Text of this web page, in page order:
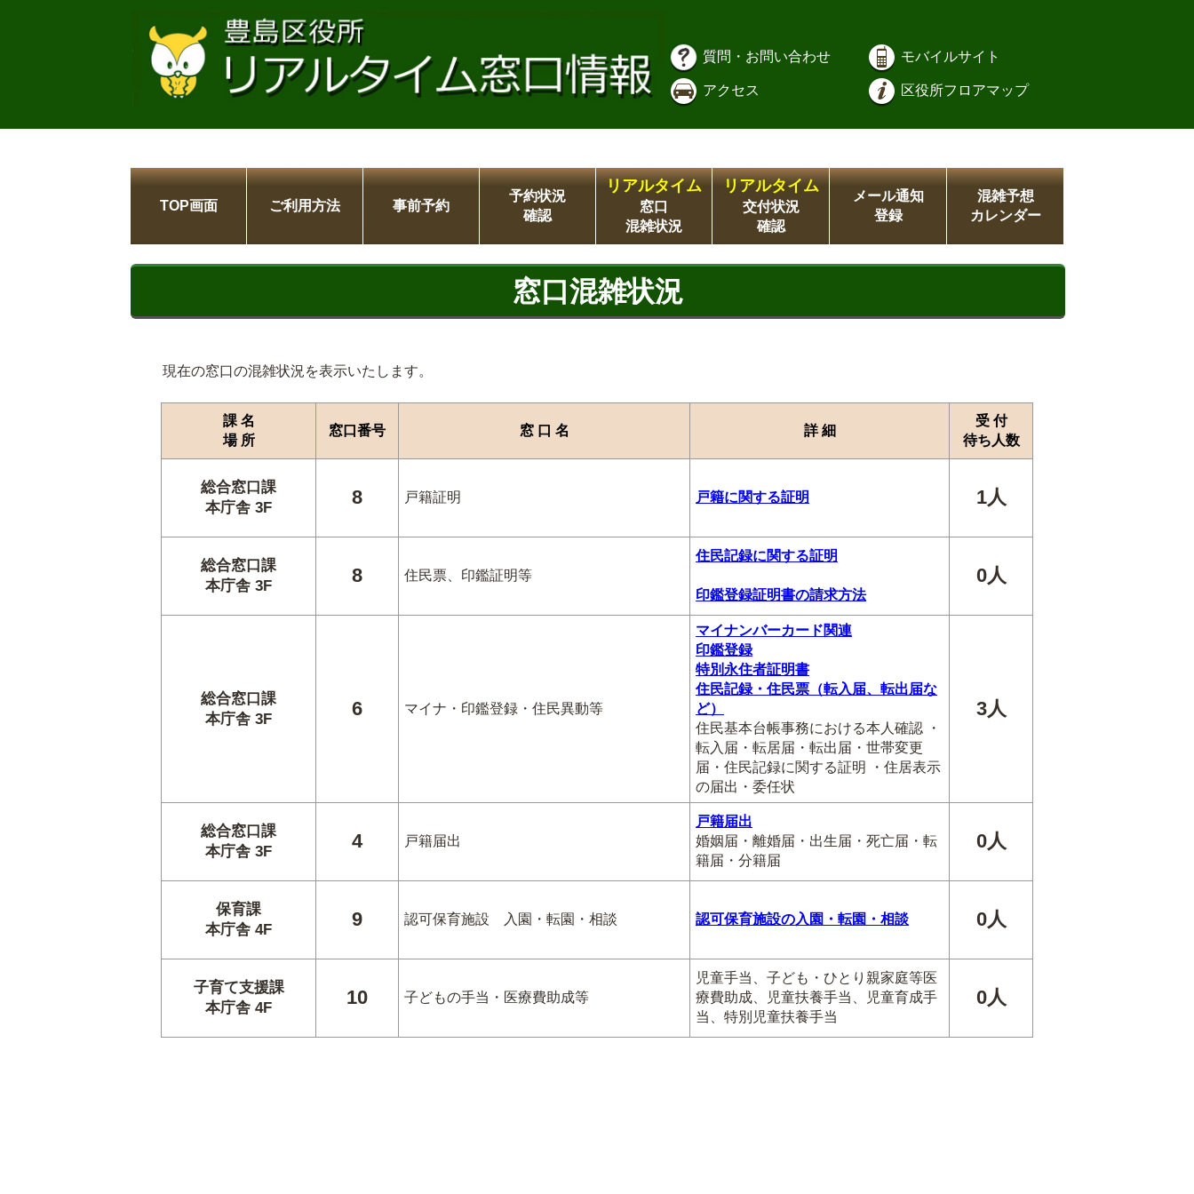
質問・お問い合わせ モバイルサイト
アクセス 区役所フロアマップ
TOP画面 ご利用方法 事前予約
予約状況
確認
リアルタイム
窓口
混雑状況
リアルタイム
交付状況
確認
メール通知
登録
混雑予想
カレンダー
窓口混雑状況
現在の窓口の混雑状況を表示いたします。
課 名
場 所
窓口番号 窓 口 名 詳 細
受 付
待ち人数
総合窓口課
本庁舎 3F
8 戸籍証明 戸籍に関する証明 1人
総合窓口課
本庁舎 3F
8 住民票、印鑑証明等
住民記録に関する証明
印鑑登録証明書の請求方法
0人
総合窓口課
本庁舎 3F
6 マイナ・印鑑登録・住民異動等
マイナンバーカード関連
印鑑登録
特別永住者証明書
住民記録・住民票（転入届、転出届な
ど）
住民基本台帳事務における本人確認 ・
転入届・転居届・転出届・世帯変更
届・住民記録に関する証明 ・住居表示
の届出・委任状
3人
総合窓口課
本庁舎 3F
4 戸籍届出
戸籍届出
婚姻届・離婚届・出生届・死亡届・転
籍届・分籍届
0人
保育課
本庁舎 4F
9 認可保育施設 入園・転園・相談 認可保育施設の入園・転園・相談 0人
子育て支援課
本庁舎 4F
10 子どもの手当・医療費助成等
児童手当、子ども・ひとり親家庭等医
療費助成、児童扶養手当、児童育成手
当、特別児童扶養手当
0人